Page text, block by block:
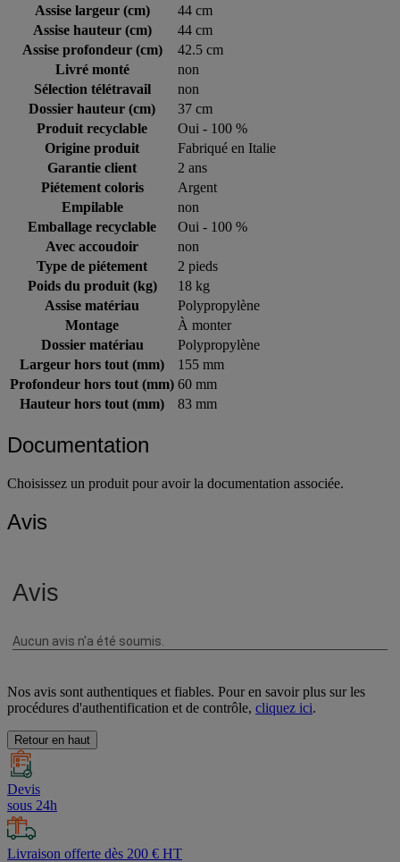
Assise largeur (cm)
44 cm
Assise hauteur (cm)
44 cm
Assise profondeur (cm)
42.5 cm
Livré monté
non
Sélection télétravail
non
Dossier hauteur (cm)
37 cm
Produit recyclable
Oui - 100 %
Origine produit
Fabriqué en Italie
Garantie client
2 ans
Piétement coloris
Argent
Empilable
non
Emballage recyclable
Oui - 100 %
Avec accoudoir
non
Type de piétement
2 pieds
Poids du produit (kg)
18 kg
Assise matériau
Polypropylène
Montage
À monter
Dossier matériau
Polypropylène
Largeur hors tout (mm)
155 mm
Profondeur hors tout (mm) 60 mm
Hauteur hors tout (mm)
83 mm
Documentation
Choisissez un produit pour avoir la documentation associée.
Avis
Nos avis sont authentiques et fiables. Pour en savoir plus sur les
procédures d'authentification et de contrôle, cliquez ici.
Retour en haut
Devis
sous 24h
Livraison offerte dès 200 € HT